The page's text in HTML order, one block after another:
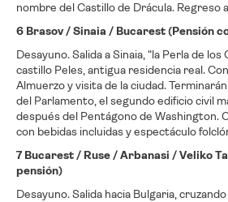
nombre del Castillo de Drácula. Regreso
6 Brasov / Sinaia / Bucarest (Pensión
Desayuno. Salida a Sinaia, “la Perla de
castillo Peles, antigua residencia real.
Almuerzo y visita de la ciudad.
del Parlamento, el segundo edificio civil
después del Pentágono de Washington.
con bebidas incluidas y espectáculo
7 Bucarest / Ruse / Arbanasi / Veliko
pensión)
Desayuno. Salida hacia Bulgaria,